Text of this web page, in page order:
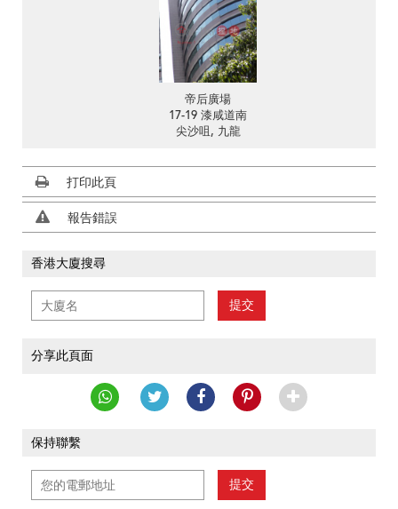
帝后廣場
17-19 漆咸道南
尖沙咀, 九龍
打印此頁
報告錯誤
香港大廈搜尋
提交
分享此頁面
保持聯繫
提交